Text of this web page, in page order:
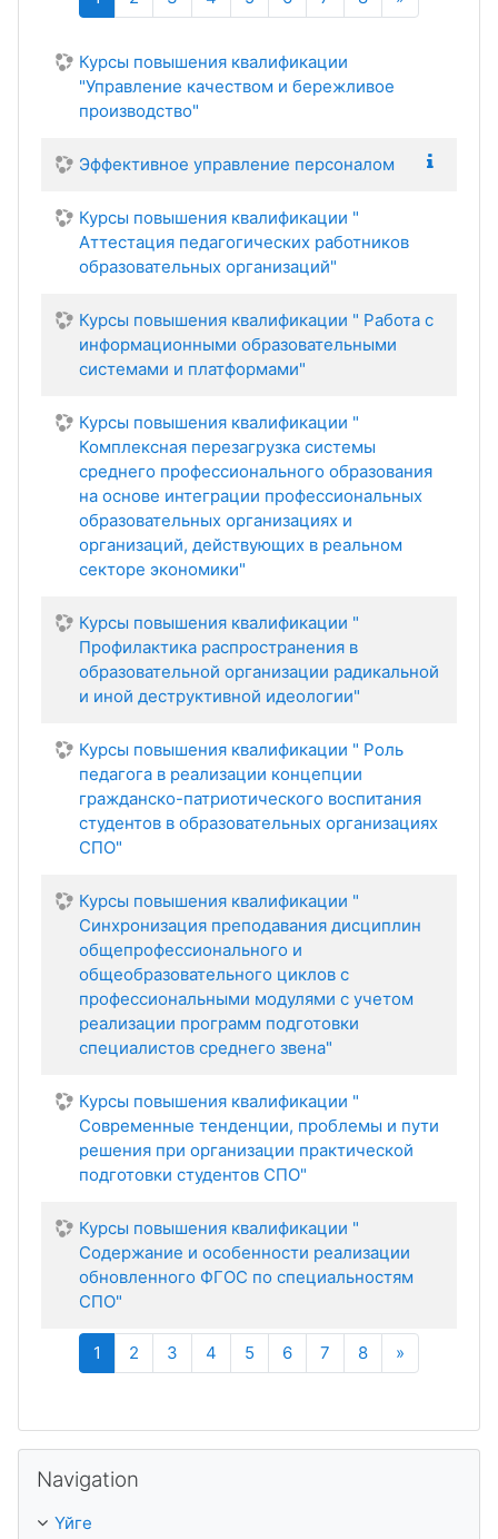
Курсы повышения квалификации
"Управление качеством и бережливое
производство"
Эффективное управление персоналом
Курсы повышения квалификации "
Аттестация педагогических работников
образовательных организаций"
Курсы повышения квалификации " Работа с
информационными образовательными
системами и платформами"
Курсы повышения квалификации "
Комплексная перезагрузка системы
среднего профессионального образования
на основе интеграции профессиональных
образовательных организациях и
организаций, действующих в реальном
секторе экономики"
Курсы повышения квалификации "
Профилактика распространения в
образовательной организации радикальной
и иной деструктивной идеологии"
Курсы повышения квалификации " Роль
педагога в реализации концепции
гражданско-патриотического воспитания
студентов в образовательных организациях
СПО"
Курсы повышения квалификации "
Синхронизация преподавания дисциплин
общепрофессионального и
общеобразовательного циклов с
профессиональными модулями с учетом
реализации программ подготовки
специалистов среднего звена"
Курсы повышения квалификации "
Современные тенденции, проблемы и пути
решения при организации практической
подготовки студентов СПО"
Курсы повышения квалификации "
Содержание и особенности реализации
обновленного ФГОС по специальностям
СПО"
1 (current)
2 3 4 5 6 7 8 »
Navigation
Үйге